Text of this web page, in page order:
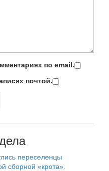
по email.
почтой.
переселенцы
сборной «крота».